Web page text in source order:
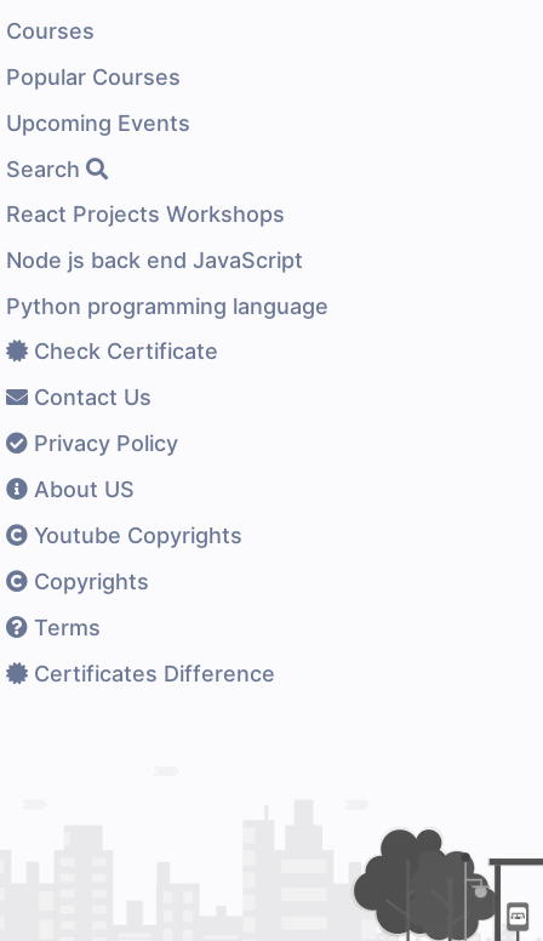
Courses
Popular Courses
Upcoming Events
Search
React Projects Workshops
Node js back end JavaScript
Python programming language
Check Certificate
Contact Us
Privacy Policy
About US
Youtube Copyrights
Copyrights
Terms
Certificates Difference